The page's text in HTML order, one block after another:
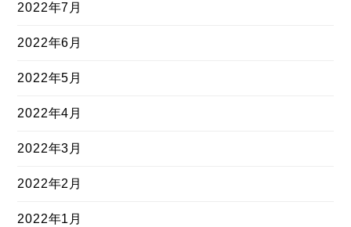
2022年7月
2022年6月
2022年5月
2022年4月
2022年3月
2022年2月
2022年1月